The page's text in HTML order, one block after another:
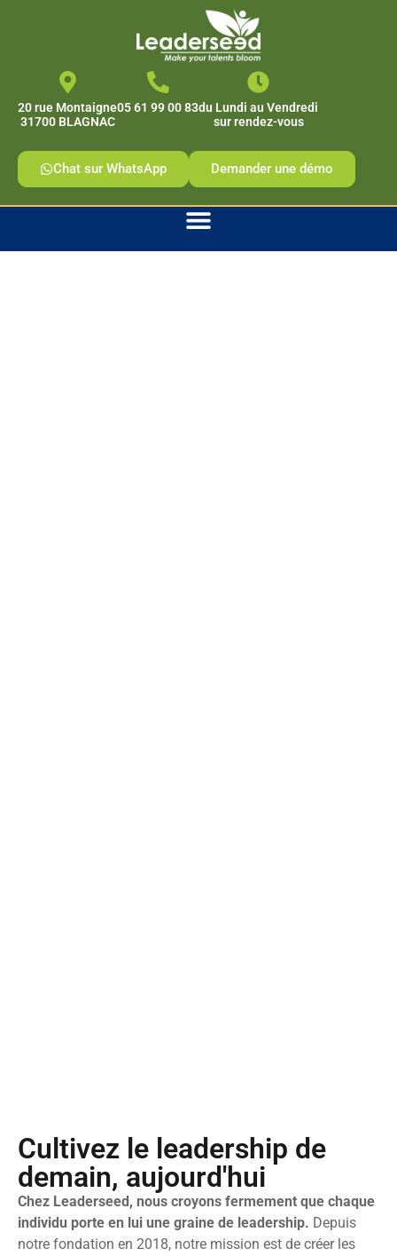
20 rue Montaigne
31700 BLAGNAC
05 61 99 00 83du Lundi au Vendredi
sur rendez-vous
Chat sur WhatsApp Demander une démo
Cultivez le leadership de
demain, aujourd'hui
Chez Leaderseed, nous croyons fermement que chaque
individu porte en lui une graine de leadership. Depuis
notre fondation en 2018, notre mission est de créer les